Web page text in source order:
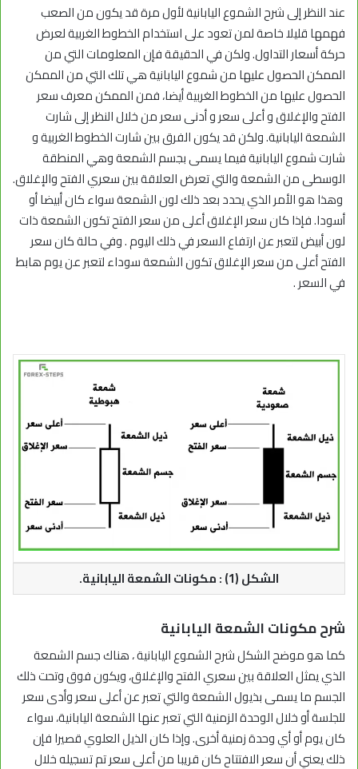
عند النظر إلى شرح الشموع اليابانية لأول مرة قد يكون من الصعب
فهمها قليلا خاصة لمن تعود على استخدام الخطوط الغربية لعرض
حركة أسعار التداول. ولكن في الحقيقة فإن المعلومات التي من
الممكن الحصول عليها من شموع اليابانية هي تلك التي من الممكن
الحصول عليها من الخطوط الغربية أيضا، فمن الممكن معرف سعر
الفتح والإغلاق و أعلى سعر و أدنى سعر من خلال النظر إلى شارت
الشمعة اليابانية. ولكن قد يكون الفرق بين شارت الخطوط الغربية و
شارت شموع اليابانية فيما يسمى بجسم الشمعة وهي المنطقة
الوسطى من الشمعة والتي تعرض العلاقة بين سعري الفتح والإغلاق.
وهذا هو الأمر الذي يحدد بعد ذلك لون الشمعة سواء كان أبيضا أو
أسودا. فإذا كان سعر الإغلاق أعلى من سعر الفتح تكون الشمعة ذات
لون أبيض لتعبر عن ارتفاع السعر في ذلك اليوم . وفي حالة كان سعر
الفتح أعلى من سعر الإغلاق تكون الشمعة سوداء لتعبر عن يوم هابط
في السعر .
الشكل (1) : مكونات الشمعة اليابانية.
شرح مكونات الشمعة اليابانية
كما هو موضح الشكل شرح الشموع اليابانية ، هناك جسم الشمعة
الذي يمثل العلاقة بين سعري الفتح والإغلاق، ويكون فوق وتحت ذلك
الجسم ما يسمى بذيول الشمعة والتي تعبر عن أعلى سعر وأدى سعر
للجلسة أو خلال الوحدة الزمنية التي تعبر عنها الشمعة اليابانية، سواء
كان يوم أو أي وحدة زمنية أخرى. وإذا كان الذيل العلوي قصيرا فإن
ذلك يعني أن سعر الافتتاح كان قريبا من أعلى سعر تم تسجيله خلال